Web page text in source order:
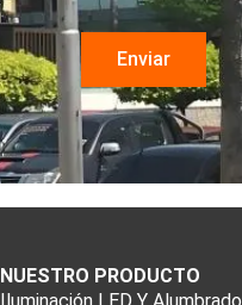
NUESTRO PRODUCTO